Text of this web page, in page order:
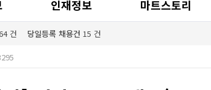
인재정보 마트스토리
건 당일등록 채용건 15 건